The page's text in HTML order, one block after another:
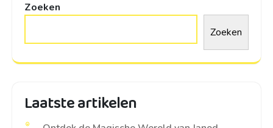
Zoeken
Zoeken
Laatste artikelen